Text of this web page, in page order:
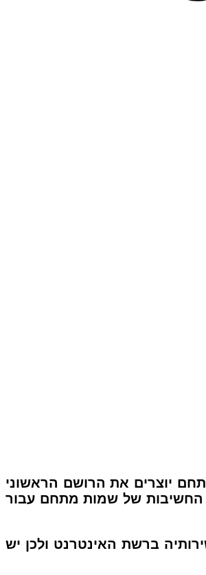
יוצרים את הרושם הראשוני
החשיבות של שמות מתחם עבור
ברשת האינטרנט ולכן יש